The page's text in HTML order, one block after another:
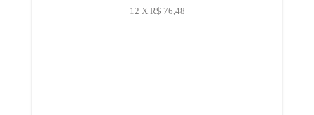
12 X R$ 76,48